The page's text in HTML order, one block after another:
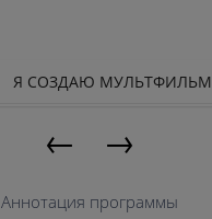
Я СОЗДАЮ МУЛЬТФИЛЬМ
← →
Аннотация программы